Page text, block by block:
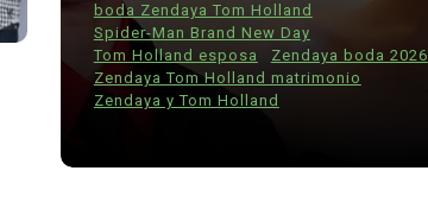
boda Zendaya Tom Holland
Spider-Man Brand New Day
Tom Holland esposa
Zendaya boda 2026
Zendaya Tom Holland matrimonio
Zendaya y Tom Holland